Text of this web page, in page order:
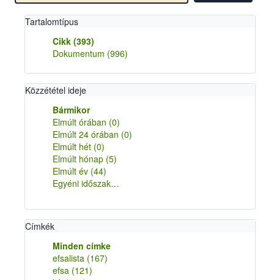
Tartalomtípus
Cikk (393)
Dokumentum (996)
Közzététel ideje
Bármikor
Elmúlt órában (0)
Elmúlt 24 órában (0)
Elmúlt hét (0)
Elmúlt hónap (5)
Elmúlt év (44)
Egyéni időszak…
Címkék
Minden címke
efsalista (167)
efsa (121)